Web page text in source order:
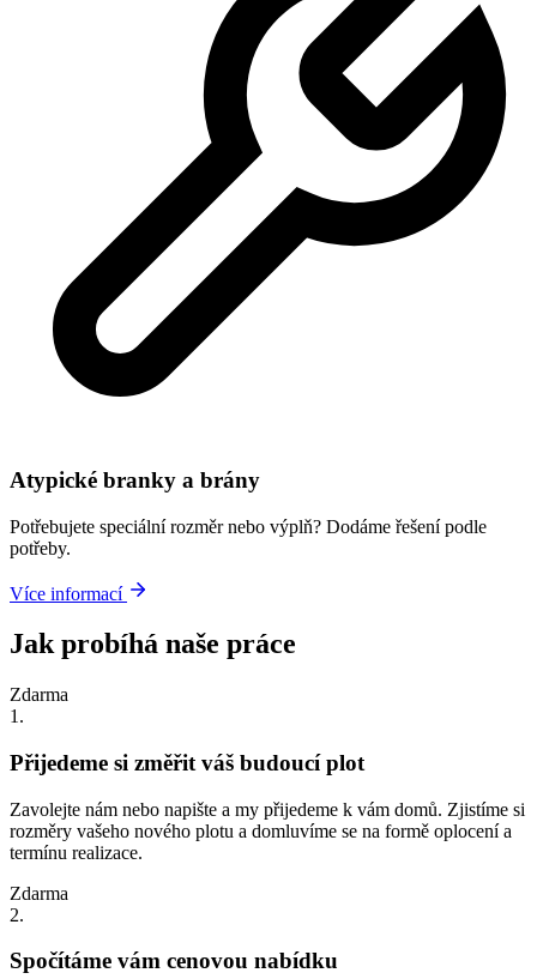
Atypické branky a brány
Potřebujete speciální rozměr nebo výplň? Dodáme řešení podle
potřeby.
Více informací
Jak probíhá naše práce
Zdarma
1.
Přijedeme si změřit váš budoucí plot
Zavolejte nám nebo napište a my přijedeme k vám domů. Zjistíme si
rozměry vašeho nového plotu a domluvíme se na formě oplocení a
termínu realizace.
Zdarma
2.
Spočítáme vám cenovou nabídku